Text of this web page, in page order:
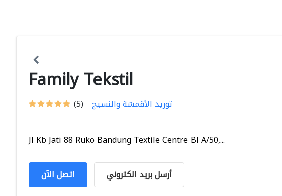
Family Tekstil
(5) توريد الأقمشة والنسيج
Jl Kb Jati 88 Ruko Bandung Textile Centre Bl A/50,...
اتصل الآن أرسل بريد الكتروني